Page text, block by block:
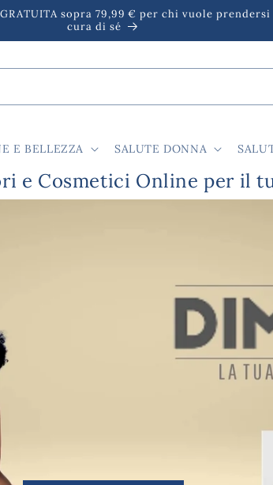
sopra 79,99 € per chi vuole prendersi
cura di sé
E BELLEZZA SALUTE DONNA
e Cosmetici Online per il